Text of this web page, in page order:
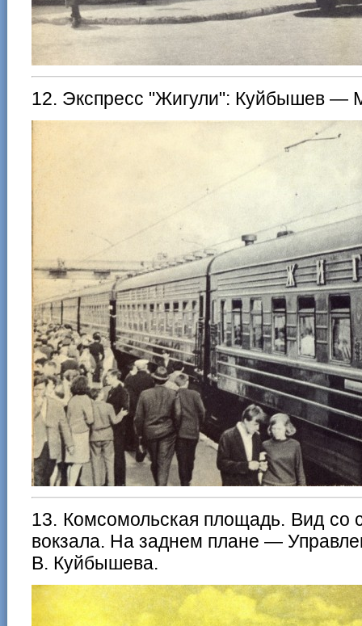
12. Экспресс "Жигули": Куйбышев —
13. Комсомольская площадь. Вид со
вокзала. На заднем плане —
В. Куйбышева.